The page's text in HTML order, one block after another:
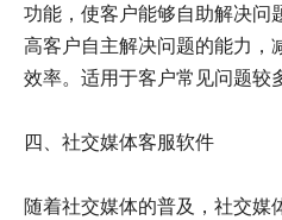
功能，使客户能够自助解决问
高客户自主解决问题的能力，
效率。适用于客户常见问题较
四、社交媒体客服软件
随着社交媒体的普及，社交媒